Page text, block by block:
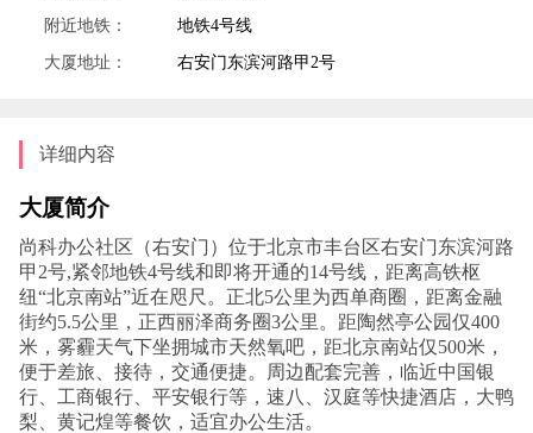
附近地铁：
地铁4号线
大厦地址：
右安门东滨河路甲2号
详细内容
大厦简介
尚科办公社区（右安门）位于北京市丰台区右安门东滨河路
甲2号,紧邻地铁4号线和即将开通的14号线，距离高铁枢
纽“北京南站”近在咫尺。正北5公里为西单商圈，距离金融
街约5.5公里，正西丽泽商务圈3公里。距陶然亭公园仅400
米，雾霾天气下坐拥城市天然氧吧，距北京南站仅500米，
便于差旅、接待，交通便捷。周边配套完善，临近中国银
行、工商银行、平安银行等，速八、汉庭等快捷酒店，大鸭
梨、黄记煌等餐饮，适宜办公生活。